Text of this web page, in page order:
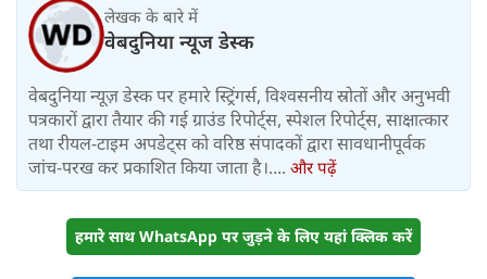
लेखक के बारे में
वेबदुनिया न्यूज डेस्क
वेबदुनिया न्यूज़ डेस्क पर हमारे स्ट्रिंगर्स, विश्वसनीय स्रोतों और अनुभवी
पत्रकारों द्वारा तैयार की गई ग्राउंड रिपोर्ट्स, स्पेशल रिपोर्ट्स, साक्षात्कार
तथा रीयल-टाइम अपडेट्स को वरिष्ठ संपादकों द्वारा सावधानीपूर्वक
जांच-परख कर प्रकाशित किया जाता है।.... और पढ़ें
हमारे साथ WhatsApp पर जुड़ने के लिए यहां क्लिक करें